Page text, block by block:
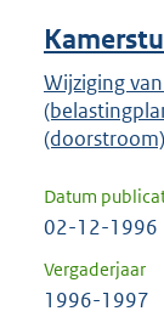
Wijziging
Datum
02-12-1996
Vergaderjaar
1996-1997